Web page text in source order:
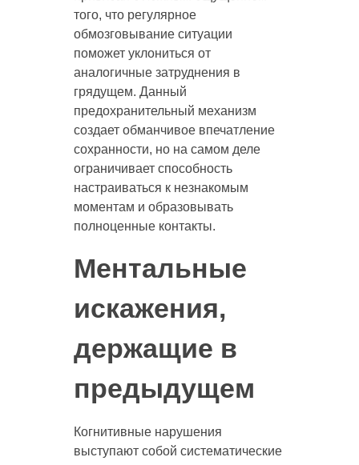
того, что регулярное
обмозговывание ситуации
поможет уклониться от
аналогичные затруднения в
грядущем. Данный
предохранительный механизм
создает обманчивое впечатление
сохранности, но на самом деле
ограничивает способность
настраиваться к незнакомым
моментам и образовывать
полноценные контакты.
Ментальные
искажения,
держащие в
предыдущем
Когнитивные нарушения
выступают собой систематические